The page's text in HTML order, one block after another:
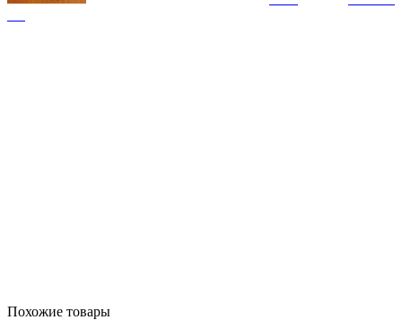
Похожие товары